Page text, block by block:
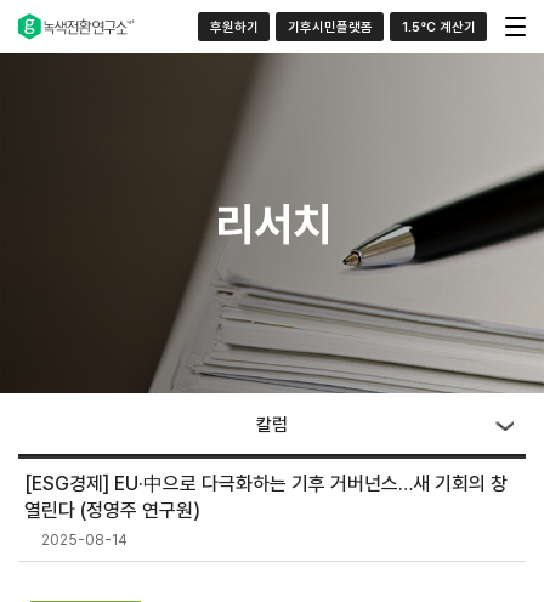
후원하기 기후시민플랫폼 1.5°C 계산기
리서치
칼럼
[ESG경제] EU·中으로 다극화하는 기후 거버넌스…새 기회의 창
열린다 (정영주 연구원)
2025-08-14